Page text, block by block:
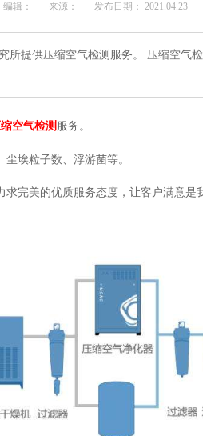
编辑： 来源： 发布日期： 2021.04.23
所提供压缩空气检测服务。 压缩空气
空气检测 服务。
埃粒子数、浮游菌等。
美的优质服务态度，让客户满意是